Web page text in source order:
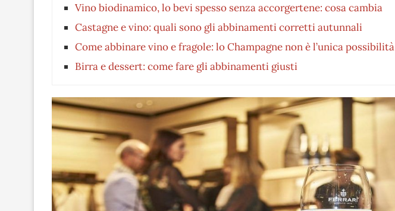
Vino biodinamico, lo bevi spesso senza accorgertene: cosa cambia
Castagne e vino: quali sono gli abbinamenti corretti autunnali
Come abbinare vino e fragole: lo Champagne non è l’unica possibilità
Birra e dessert: come fare gli abbinamenti giusti